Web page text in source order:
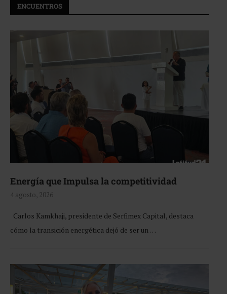
ENCUENTROS
Energía que Impulsa la competitividad
4 agosto, 2026
Carlos Kamkhaji, presidente de Serfimex Capital, destaca
cómo la transición energética dejó de ser un …